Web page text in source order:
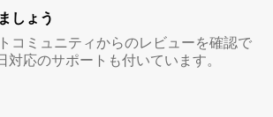
しょう
コミュニティからのレビューを確認で
対応のサポートも付いています。